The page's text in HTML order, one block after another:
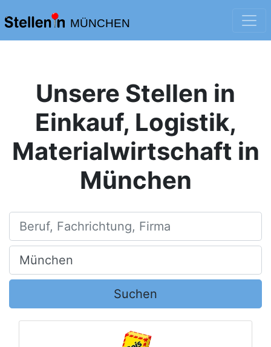
MÜNCHEN
Unsere Stellen in
Einkauf, Logistik,
Materialwirtschaft in
München
Beruf, Fachrichtung, Firma
Ort, Stadt
Suchen